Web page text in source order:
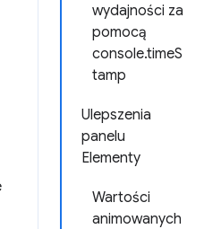
wydajności za
pomocą
console.timeS
tamp
Ulepszenia
panelu
Elementy
Wartości
animowanych